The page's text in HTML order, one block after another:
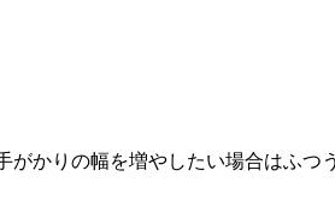
かりの幅を増やしたい場合はふつ